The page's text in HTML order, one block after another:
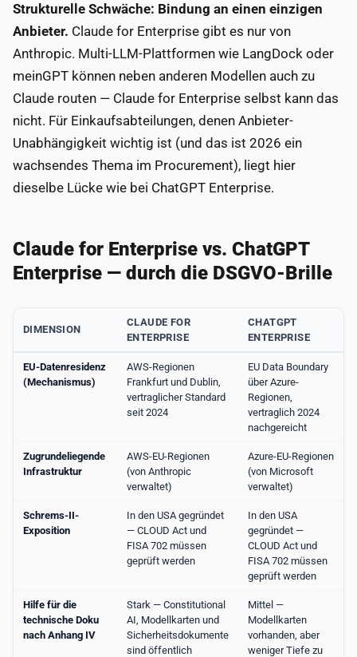
Strukturelle Schwäche: Bindung an einen einzigen
Anbieter. Claude for Enterprise gibt es nur von
Anthropic. Multi-LLM-Plattformen wie LangDock oder
meinGPT können neben anderen Modellen auch zu
Claude routen — Claude for Enterprise selbst kann das
nicht. Für Einkaufsabteilungen, denen Anbieter-
Unabhängigkeit wichtig ist (und das ist 2026 ein
wachsendes Thema im Procurement), liegt hier
dieselbe Lücke wie bei ChatGPT Enterprise.
Claude for Enterprise vs. ChatGPT
Enterprise — durch die DSGVO-Brille
DIMENSION
CLAUDE FOR
ENTERPRISE
CHATGPT
ENTERPRISE
EU-Datenresidenz
(Mechanismus)
AWS-Regionen
Frankfurt und Dublin,
vertraglicher Standard
seit 2024
EU Data Boundary
über Azure-
Regionen,
vertraglich 2024
nachgereicht
Zugrundeliegende
Infrastruktur
AWS-EU-Regionen
(von Anthropic
verwaltet)
Azure-EU-Regionen
(von Microsoft
verwaltet)
Schrems-II-
Exposition
In den USA gegründet
— CLOUD Act und
FISA 702 müssen
geprüft werden
In den USA
gegründet —
CLOUD Act und
FISA 702 müssen
geprüft werden
Hilfe für die
technische Doku
nach Anhang IV
Stark — Constitutional
AI, Modellkarten und
Sicherheitsdokumente
sind öffentlich
Mittel —
Modellkarten
vorhanden, aber
weniger Tiefe zu